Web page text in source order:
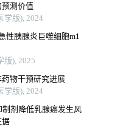
测价值
学版), 2024
性胰腺炎巨噬细胞m1
版), 2025
物干预研究进展
学版), 2024
制剂降低乳腺癌发生风
据